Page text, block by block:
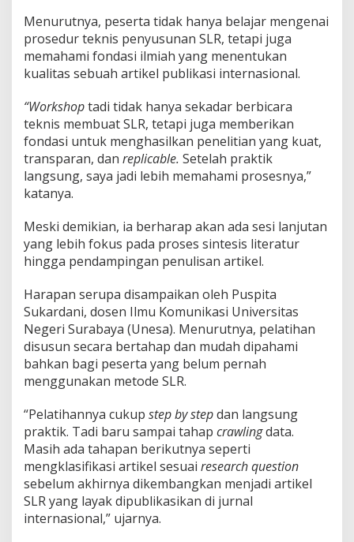
Menurutnya, peserta tidak hanya belajar mengenai
prosedur teknis penyusunan SLR, tetapi juga
memahami fondasi ilmiah yang menentukan
kualitas sebuah artikel publikasi internasional.
“Workshoptadi tidak hanya sekadar berbicara
teknis membuat SLR, tetapi juga memberikan
fondasi untuk menghasilkan penelitian yang kuat,
transparan, dan replicable. Setelah praktik
langsung, saya jadi lebih memahami prosesnya,”
katanya.
Meski demikian, ia berharap akan ada sesi lanjutan
yang lebih fokus pada proses sintesis literatur
hingga pendampingan penulisan artikel.
Harapan serupa disampaikan oleh Puspita
Sukardani, dosen Ilmu Komunikasi Universitas
Negeri Surabaya (Unesa). Menurutnya, pelatihan
disusun secara bertahap dan mudah dipahami
bahkan bagi peserta yang belum pernah
menggunakan metode SLR.
“Pelatihannya cukup step by stepdan langsung
praktik. Tadi baru sampai tahap crawlingdata.
Masih ada tahapan berikutnya seperti
mengklasifikasi artikel sesuai research question
sebelum akhirnya dikembangkan menjadi artikel
SLR yang layak dipublikasikan di jurnal
internasional,” ujarnya.